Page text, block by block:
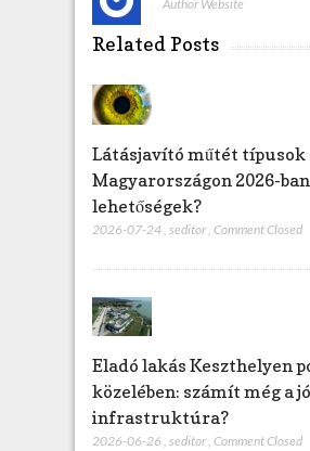
Author Website
Related Posts
Látásjavító műtét típusok
Magyarországon 2026-
lehetőségek?
2026-07-24 seditor Comment Closed
Eladó lakás Keszthelyen
közelében: számít még a jó
infrastruktúra?
2026-06-26 , seditor, Comment Closed